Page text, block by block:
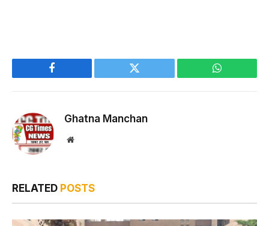
Facebook Twitter WhatsApp
Ghatna Manchan
Website
RELATED POSTS